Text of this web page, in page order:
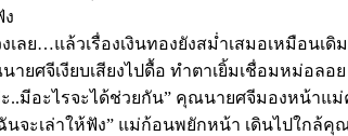
ลย…แล้วเรื่องเงินทองยังสม่ำเสมอเหมือนเดิ
ายศจีเงียบเสียงไปดื้อ ทำตาเยิ้มเชื่อมหม่อ
ะ..มีอะไรจะได้ช่วยกัน” คุณนายศจีมองหน้าแ
จะเล่าให้ฟัง” แม่ก้อนพยักหน้า เดินไปใกล้คุ